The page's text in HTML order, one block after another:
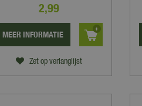
2,99
Zet op verlanglijst
MEER INFORMATIE